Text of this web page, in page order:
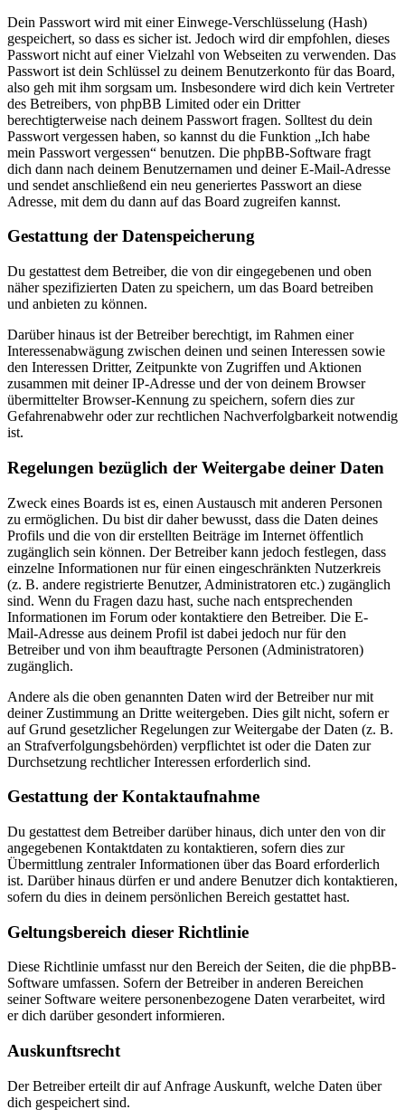
Dein Passwort wird mit einer Einwege-Verschlüsselung (Hash)
gespeichert, so dass es sicher ist. Jedoch wird dir empfohlen, dieses
Passwort nicht auf einer Vielzahl von Webseiten zu verwenden. Das
Passwort ist dein Schlüssel zu deinem Benutzerkonto für das Board,
also geh mit ihm sorgsam um. Insbesondere wird dich kein Vertreter
des Betreibers, von phpBB Limited oder ein Dritter
berechtigterweise nach deinem Passwort fragen. Solltest du dein
Passwort vergessen haben, so kannst du die Funktion „Ich habe
mein Passwort vergessen“ benutzen. Die phpBB-Software fragt
dich dann nach deinem Benutzernamen und deiner E-Mail-Adresse
und sendet anschließend ein neu generiertes Passwort an diese
Adresse, mit dem du dann auf das Board zugreifen kannst.
Gestattung der Datenspeicherung
Du gestattest dem Betreiber, die von dir eingegebenen und oben
näher spezifizierten Daten zu speichern, um das Board betreiben
und anbieten zu können.
Darüber hinaus ist der Betreiber berechtigt, im Rahmen einer
Interessenabwägung zwischen deinen und seinen Interessen sowie
den Interessen Dritter, Zeitpunkte von Zugriffen und Aktionen
zusammen mit deiner IP-Adresse und der von deinem Browser
übermittelter Browser-Kennung zu speichern, sofern dies zur
Gefahrenabwehr oder zur rechtlichen Nachverfolgbarkeit notwendig
ist.
Regelungen bezüglich der Weitergabe deiner Daten
Zweck eines Boards ist es, einen Austausch mit anderen Personen
zu ermöglichen. Du bist dir daher bewusst, dass die Daten deines
Profils und die von dir erstellten Beiträge im Internet öffentlich
zugänglich sein können. Der Betreiber kann jedoch festlegen, dass
einzelne Informationen nur für einen eingeschränkten Nutzerkreis
(z. B. andere registrierte Benutzer, Administratoren etc.) zugänglich
sind. Wenn du Fragen dazu hast, suche nach entsprechenden
Informationen im Forum oder kontaktiere den Betreiber. Die E-
Mail-Adresse aus deinem Profil ist dabei jedoch nur für den
Betreiber und von ihm beauftragte Personen (Administratoren)
zugänglich.
Andere als die oben genannten Daten wird der Betreiber nur mit
deiner Zustimmung an Dritte weitergeben. Dies gilt nicht, sofern er
auf Grund gesetzlicher Regelungen zur Weitergabe der Daten (z. B.
an Strafverfolgungsbehörden) verpflichtet ist oder die Daten zur
Durchsetzung rechtlicher Interessen erforderlich sind.
Gestattung der Kontaktaufnahme
Du gestattest dem Betreiber darüber hinaus, dich unter den von dir
angegebenen Kontaktdaten zu kontaktieren, sofern dies zur
Übermittlung zentraler Informationen über das Board erforderlich
ist. Darüber hinaus dürfen er und andere Benutzer dich kontaktieren,
sofern du dies in deinem persönlichen Bereich gestattet hast.
Geltungsbereich dieser Richtlinie
Diese Richtlinie umfasst nur den Bereich der Seiten, die die phpBB-
Software umfassen. Sofern der Betreiber in anderen Bereichen
seiner Software weitere personenbezogene Daten verarbeitet, wird
er dich darüber gesondert informieren.
Auskunftsrecht
Der Betreiber erteilt dir auf Anfrage Auskunft, welche Daten über
dich gespeichert sind.